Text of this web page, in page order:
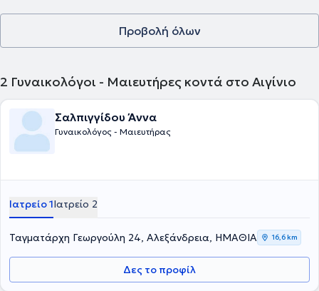
Προβολή όλων
2 Γυναικολόγοι - Μαιευτήρες κοντά στο Αιγίνιο
Σαλπιγγίδου Άννα
Γυναικολόγος - Μαιευτήρας
Ιατρείο 1Ιατρείο 2
Ταγματάρχη Γεωργούλη 24, Αλεξάνδρεια, ΗΜΑΘΙΑ 16,6 km
Δες το προφίλ